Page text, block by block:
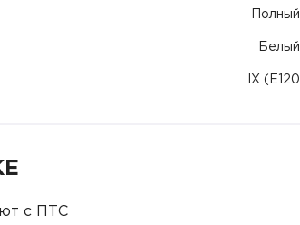
Полный
Белый
IX (E120
с ПТС